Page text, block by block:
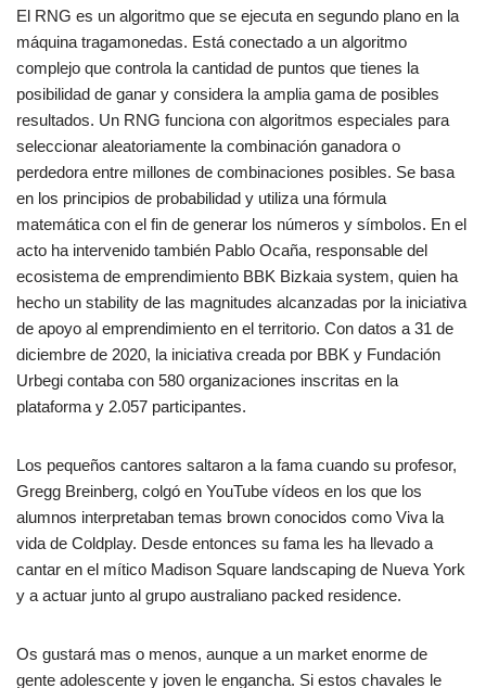
El RNG es un algoritmo que se ejecuta en segundo plano en la
máquina tragamonedas. Está conectado a un algoritmo
complejo que controla la cantidad de puntos que tienes la
posibilidad de ganar y considera la amplia gama de posibles
resultados. Un RNG funciona con algoritmos especiales para
seleccionar aleatoriamente la combinación ganadora o
perdedora entre millones de combinaciones posibles. Se basa
en los principios de probabilidad y utiliza una fórmula
matemática con el fin de generar los números y símbolos. En el
acto ha intervenido también Pablo Ocaña, responsable del
ecosistema de emprendimiento BBK Bizkaia system, quien ha
hecho un stability de las magnitudes alcanzadas por la iniciativa
de apoyo al emprendimiento en el territorio. Con datos a 31 de
diciembre de 2020, la iniciativa creada por BBK y Fundación
Urbegi contaba con 580 organizaciones inscritas en la
plataforma y 2.057 participantes.
Los pequeños cantores saltaron a la fama cuando su profesor,
Gregg Breinberg, colgó en YouTube vídeos en los que los
alumnos interpretaban temas brown conocidos como Viva la
vida de Coldplay. Desde entonces su fama les ha llevado a
cantar en el mítico Madison Square landscaping de Nueva York
y a actuar junto al grupo australiano packed residence.
Os gustará mas o menos, aunque a un market enorme de
gente adolescente y joven le engancha. Si estos chavales le